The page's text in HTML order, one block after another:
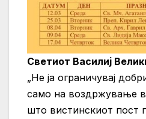
Светиот Василиј
„Не ја ограничувај
само на воздржување
што вистинскиот пост